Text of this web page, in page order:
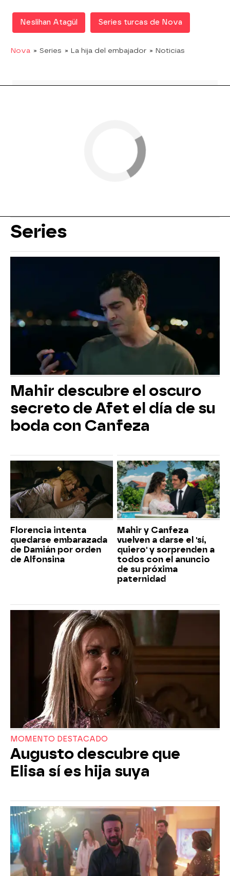
Neslihan Atagül Series turcas de Nova
Nova » Series » La hija del embajador » Noticias
Series
Mahir descubre el oscuro
secreto de Afet el día de su
boda con Canfeza
Florencia intenta
quedarse embarazada
de Damián por orden
de Alfonsina
Mahir y Canfeza
vuelven a darse el 'sí,
quiero' y sorprenden a
todos con el anuncio
de su próxima
paternidad
MOMENTO DESTACADO
Augusto descubre que
Elisa sí es hija suya